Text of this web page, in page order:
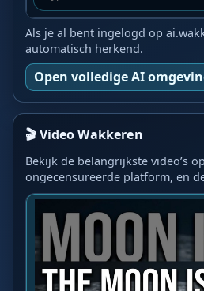
Als je al bent ingelogd op
automatisch herkend.
Open volledige AI
🎬 Video Wakkeren
Bekijk de belangrijkste video’s
ongecensureerde platform, en